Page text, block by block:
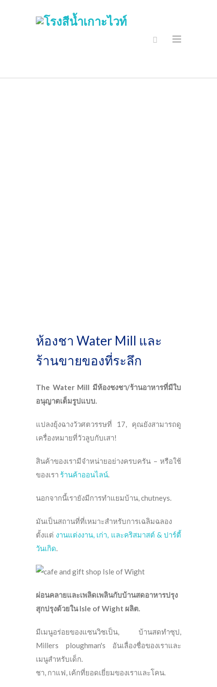
ห้องชา Water Mill และ
ร้านขายของที่ระลึก
The Water Mill มีห้องชงชา/ร้านอาหารที่มีใบ
อนุญาตเต็มรูปแบบ.
แปลงยุ้งฉางวัวศตวรรษที่ 17, คุณยังสามารถดู
เครื่องหมายที่วัวลูบกับเสา!
สินค้าของเรามีจำหน่ายอย่างครบครัน – หรือใช้
ของเรา ร้านค้าออนไลน์.
นอกจากนี้เรายังมีการทำแยมบ้าน, chutneys.
มันเป็นสถานที่ที่เหมาะสำหรับการเฉลิมฉลอง
ตั้งแต่ งานแต่งงาน, เก่า, และคริสมาสต์ & ปาร์ตี้
วันเกิด.
ผ่อนคลายและเพลิดเพลินกับบ้านสดอาหารปรุง
สุกปรุงด้วยใน Isle of Wight ผลิต.
มีเมนูอร่อยของแซนวิชเป็น, บ้านสดทำซุป,
Millers ploughman's อันเลื่องชื่อของเราและ
เมนูสำหรับเด็ก.
ชา, กาแฟ, เค้กที่ยอดเยี่ยมของเราและโคน.